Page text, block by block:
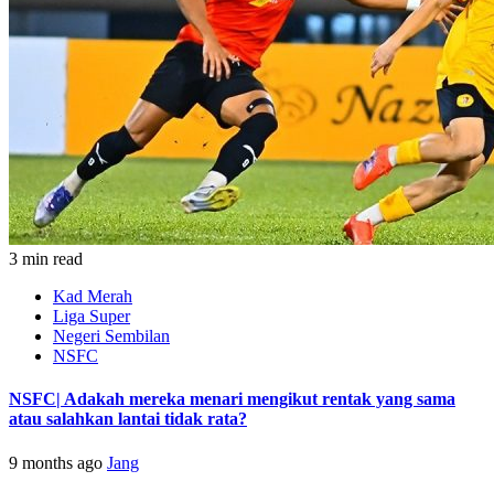
3 min read
Kad Merah
Liga Super
Negeri Sembilan
NSFC
NSFC| Adakah mereka menari mengikut rentak yang sama
atau salahkan lantai tidak rata?
9 months ago Jang